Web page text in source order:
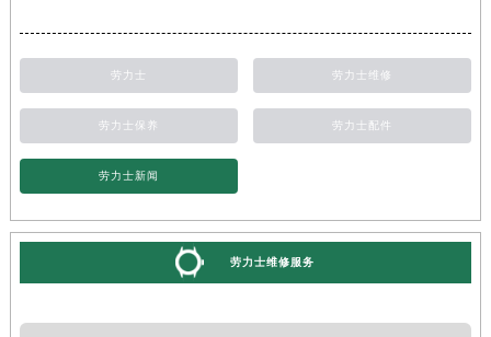
劳力士 劳力士维修
劳力士保养 劳力士配件
劳力士新闻
劳力士维修服务